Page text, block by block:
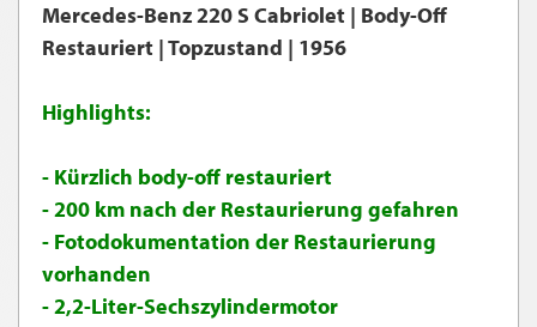
Mercedes-Benz 220 S Cabriolet | Body-Off
Restauriert | Topzustand | 1956
Highlights:
- Kürzlich body-off restauriert
- 200 km nach der Restaurierung gefahren
- Fotodokumentation der Restaurierung
vorhanden
- 2,2-Liter-Sechszylindermotor